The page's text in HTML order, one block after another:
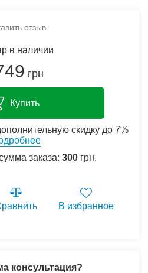
отзыв
в наличии
грн
Купить
скидку до 7%
заказа: 300 грн.
В избранное
консультация?